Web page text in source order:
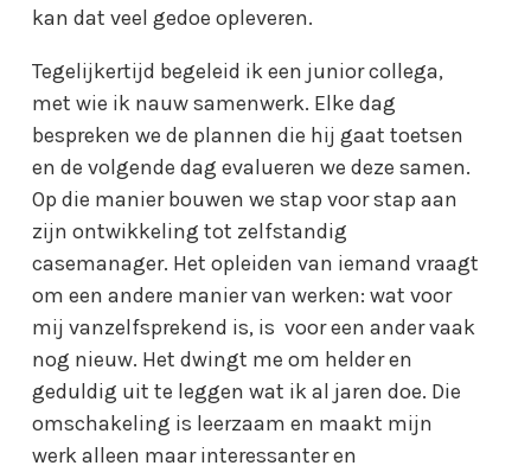
kan dat veel gedoe opleveren.
Tegelijkertijd begeleid ik een junior collega,
met wie ik nauw samenwerk. Elke dag
bespreken we de plannen die hij gaat toetsen
en de volgende dag evalueren we deze samen.
Op die manier bouwen we stap voor stap aan
zijn ontwikkeling tot zelfstandig
casemanager. Het opleiden van iemand vraagt
om een andere manier van werken: wat voor
mij vanzelfsprekend is, is voor een ander vaak
nog nieuw. Het dwingt me om helder en
geduldig uit te leggen wat ik al jaren doe. Die
omschakeling is leerzaam en maakt mijn
werk alleen maar interessanter en